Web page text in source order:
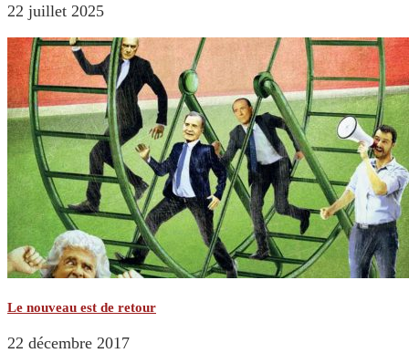
22 juillet 2025
Le nouveau est de retour
22 décembre 2017